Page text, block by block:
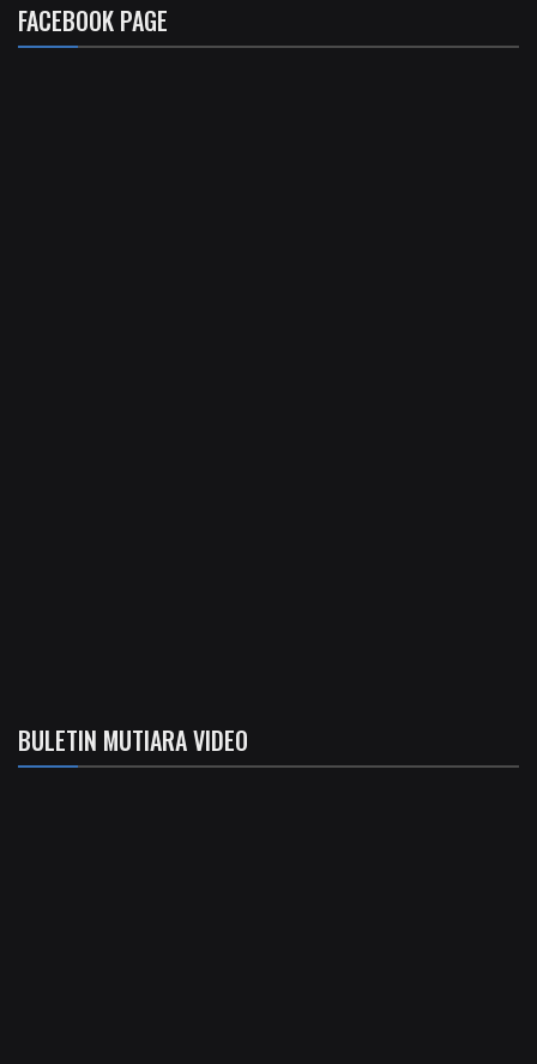
FACEBOOK PAGE
BULETIN MUTIARA VIDEO